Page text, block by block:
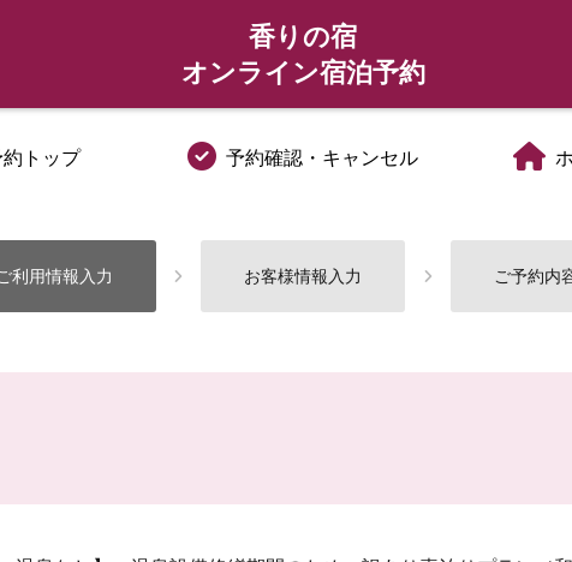
香りの宿
オンライン宿泊予約
トップ 予約確認・キャンセル
利用情報入力 お客様情報入力 ご予約内